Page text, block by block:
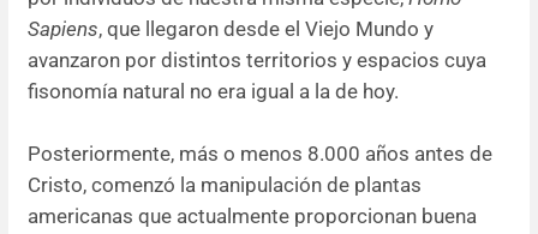
Sapiens, que llegaron desde el Viejo Mundo y
avanzaron por distintos territorios y espacios cuya
fisonomía natural no era igual a la de hoy.
Posteriormente, más o menos 8.000 años antes de
Cristo, comenzó la manipulación de plantas
americanas que actualmente proporcionan buena